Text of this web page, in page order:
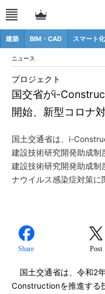
建築 BIM・CAD スマート
ニュース
国交省がi-
開始、新型コロナ
プロジェクト
国土交通省は、i-
建設技術研究開発助成
建設技術研究開発助成制
ナウイルス感染症対策に
Share Post
国土交通省は、令和2
Constructionを推進する